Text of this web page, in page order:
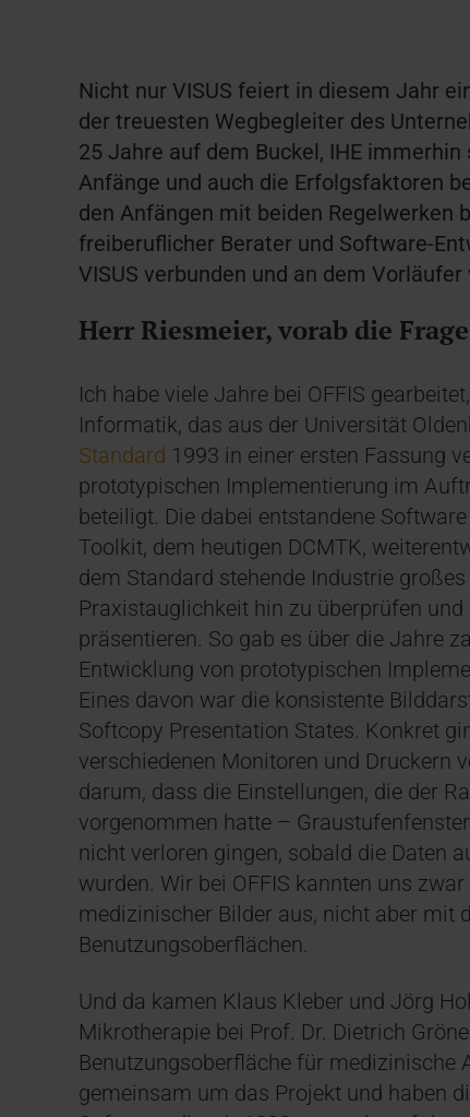
Nicht nur VISUS feiert in diesem Jahr
der treuesten Wegbegleiter des
25 Jahre auf dem Buckel, IHE
Anfänge und auch die Erfolgsfaktoren
den Anfängen mit beiden Regelwerken
freiberuflicher Berater und Software-
VISUS verbunden und an dem
Herr Riesmeier, vorab die
Ich habe viele Jahre bei OFFIS
Informatik, das aus der Universität
Standard 1993 in einer ersten Fassung
prototypischen Implementierung im
beteiligt. Die dabei entstandene
Toolkit, dem heutigen DCMTK,
dem Standard stehende Industrie
Praxistauglichkeit hin zu überprüfen
präsentieren. So gab es über die Jahre
Entwicklung von prototypischen
Eines davon war die konsistente
Softcopy Presentation States. Konkret
verschiedenen Monitoren und Druckern
darum, dass die Einstellungen, die der
vorgenommen hatte –
nicht verloren gingen, sobald die Daten
wurden. Wir bei OFFIS kannten uns
medizinischer Bilder aus, nicht aber mit
Benutzungsoberflächen.
Und da kamen Klaus Kleber und Jörg
Mikrotherapie bei Prof. Dr. Dietrich
Benutzungsoberfläche für medizinische
gemeinsam um das Projekt und haben